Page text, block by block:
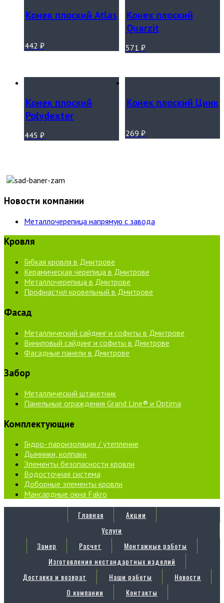
Конек плоский Atlas
442 ₽
Конек плоский
Quarzit
571 ₽
Конек плоский
Polydexter
445 ₽
Конек плоский Цинк
269 ₽
Новости компании
Металлочерепица напрямую с завода
Кровля
Гибкая кровля в Дмитрове
Керамическая черепица в Дмитрове
Металлочерепица в Дмитрове
Профнастил кровельный в Дмитрове
Фасад
Металлический сайдинг и софиты в Дмитрове
Виниловый сайдинг и софиты в Дмитрове
Фасадные панели в Дмитрове
Забор
Металлический штакетник
Панельные ограждения Grand Line® и Optima
Комплектующие
Гидро- пароизоляция / утепление
Дымники, колпаки
Элементы безопасности кровли
Водосточная система
Доборные элементы кровли
Мансардные окна Fakro
Главная
Акции
Услуги
Замер
Расчет
Монтажные работы
Изготовление нестандартных изделий
Доставка и возврат
Наши работы
Новости
О компании
Контакты